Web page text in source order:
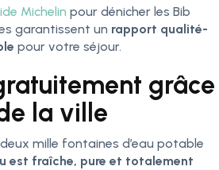
Michelin pour dénicher les Bib
garantissent un rapport qualité-
pour votre séjour.
grâce
la ville
mille fontaines d’eau potable
est fraîche, pure et totalement